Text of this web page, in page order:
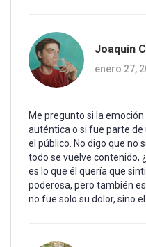
Joaquin
enero 27,
Me pregunto si la
auténtica o si fue parte
el público. No digo que no
todo se vuelve contenido,
es lo que él quería que
poderosa, pero también
no fue solo su dolor, sino